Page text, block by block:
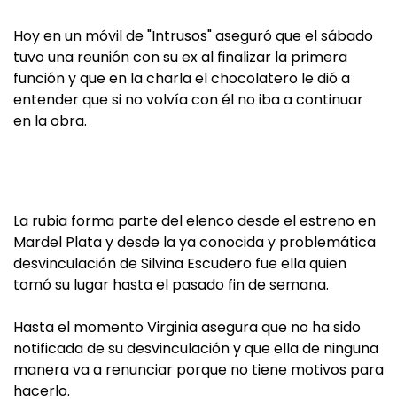
Hoy en un móvil de "Intrusos" aseguró que el sábado
tuvo una reunión con su ex al finalizar la primera
función y que en la charla el chocolatero le dió a
entender que si no volvía con él no iba a continuar
en la obra.
La rubia forma parte del elenco desde el estreno en
Mardel Plata y desde la ya conocida y problemática
desvinculación de Silvina Escudero fue ella quien
tomó su lugar hasta el pasado fin de semana.
Hasta el momento Virginia asegura que no ha sido
notificada de su desvinculación y que ella de ninguna
manera va a renunciar porque no tiene motivos para
hacerlo.